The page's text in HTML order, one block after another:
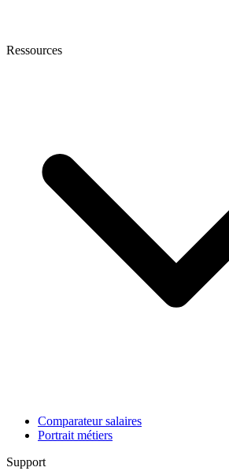
Ressources
Comparateur salaires
Portrait métiers
Support